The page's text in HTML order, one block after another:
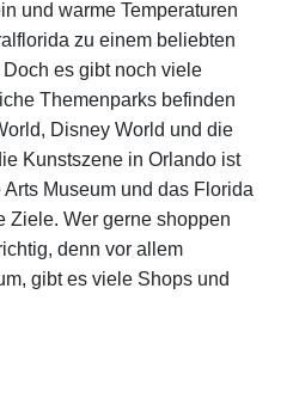
und warme Temperaturen
zu einem beliebten
es gibt noch viele
Themenparks befinden
Disney World und die
Kunstszene in Orlando ist
Museum und das Florida
Ziele. Wer gerne shoppen
denn vor allem
gibt es viele Shops und